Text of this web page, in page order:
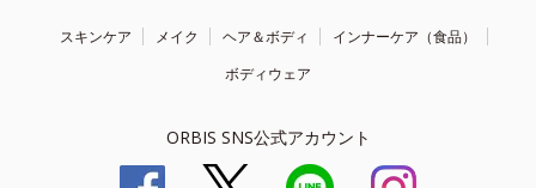
スキンケア メイク ヘア＆ボディ
インナーケア（食品）
ボディウェア
ORBIS SNS公式アカウント